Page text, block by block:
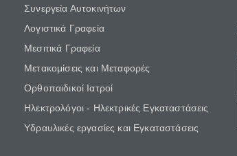
Συνεργεία Αυτοκινήτων
Λογιστικά Γραφεία
Μεσιτικά Γραφεία
Μετακομίσεις και Μεταφορές
Ορθοπαιδικοί Ιατροί
Ηλεκτρολόγοι - Ηλεκτρικές Εγκαταστάσεις
Υδραυλικές εργασίες και Εγκαταστάσεις